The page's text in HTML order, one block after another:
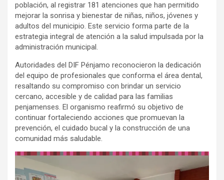
población, al registrar 181 atenciones que han permitido
mejorar la sonrisa y bienestar de niñas, niños, jóvenes y
adultos del municipio. Este servicio forma parte de la
estrategia integral de atención a la salud impulsada por la
administración municipal.
Autoridades del DIF Pénjamo reconocieron la dedicación
del equipo de profesionales que conforma el área dental,
resaltando su compromiso con brindar un servicio
cercano, accesible y de calidad para las familias
penjamenses. El organismo reafirmó su objetivo de
continuar fortaleciendo acciones que promuevan la
prevención, el cuidado bucal y la construcción de una
comunidad más saludable.